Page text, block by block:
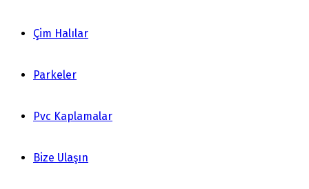
Çim Halılar
Parkeler
Pvc Kaplamalar
Bize Ulaşın